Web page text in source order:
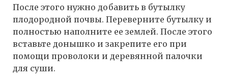
После этого нужно добавить в бутылку
плодородной почвы. Переверните бутылку и
полностью наполните ее землей. После этого
вставьте донышко и закрепите его при
помощи проволоки и деревянной палочки
для суши.